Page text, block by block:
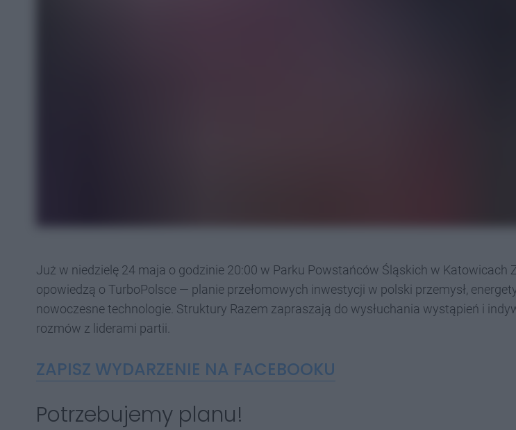
Już w niedzielę 24 maja o godzinie 20:00 w Parku Powstańców Śląskich w Katowicach
opowiedzą o TurboPolsce — planie przełomowych inwestycji w polski przemysł,
nowoczesne technologie. Struktury Razem zapraszają do wysłuchania wystąpień i
rozmów z liderami partii.
ZAPISZ WYDARZENIE NA FACEBOOKU
Potrzebujemy planu!